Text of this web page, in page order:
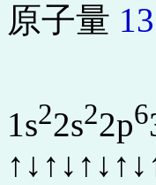
原子量
1s22s22p6